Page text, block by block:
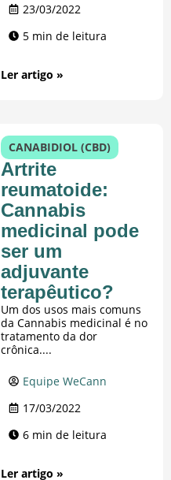
23/03/2022
5 min de leitura
Ler artigo »
CANABIDIOL (CBD)
Artrite
reumatoide:
Cannabis
medicinal pode
ser um
adjuvante
terapêutico?
Um dos usos mais comuns
da Cannabis medicinal é no
tratamento da dor
crônica....
Equipe WeCann
17/03/2022
6 min de leitura
Ler artigo »